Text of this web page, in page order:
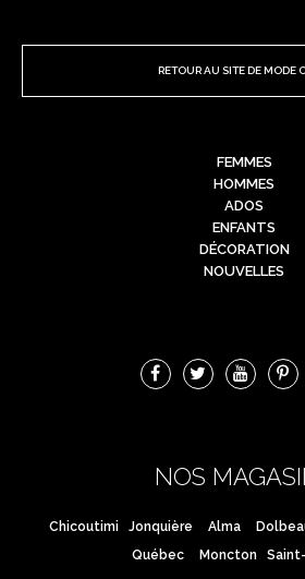
RETOUR AU SITE DE MODE
FEMMES
HOMMES
ADOS
ENFANTS
DÉCORATION
NOUVELLES
NOS
Chicoutimi Jonquière Alma
Québec
Moncton